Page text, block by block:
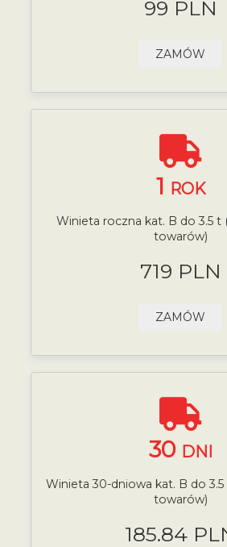
99 PLN
ZAMÓW
1 ROK
Winieta roczna kat. B do 3.5
towarów)
719 PLN
ZAMÓW
30 DNI
Winieta 30-dniowa kat. B do
towarów)
185.84